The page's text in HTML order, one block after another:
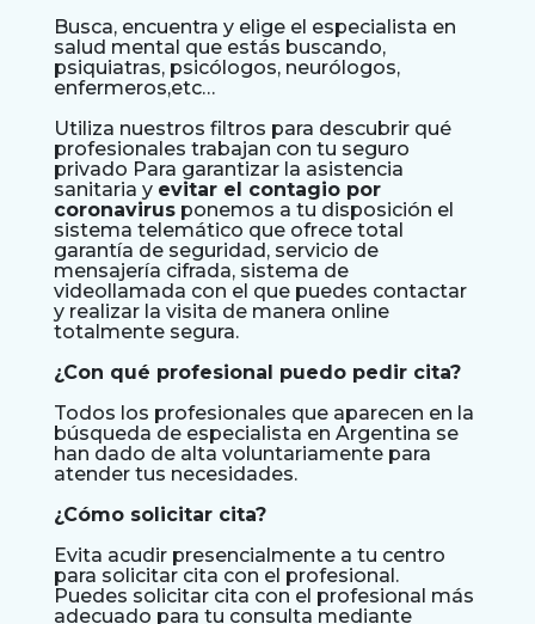
Busca, encuentra y elige el especialista en
salud mental que estás buscando,
psiquiatras, psicólogos, neurólogos,
enfermeros,etc…
Utiliza nuestros filtros para descubrir qué
profesionales trabajan con tu seguro
privado Para garantizar la asistencia
sanitaria y evitar el contagio por
coronavirus ponemos a tu disposición el
sistema telemático que ofrece total
garantía de seguridad, servicio de
mensajería cifrada, sistema de
videollamada con el que puedes contactar
y realizar la visita de manera online
totalmente segura.
¿Con qué profesional puedo pedir cita?
Todos los profesionales que aparecen en la
búsqueda de especialista en Argentina se
han dado de alta voluntariamente para
atender tus necesidades.
¿Cómo solicitar cita?
Evita acudir presencialmente a tu centro
para solicitar cita con el profesional.
Puedes solicitar cita con el profesional más
adecuado para tu consulta mediante